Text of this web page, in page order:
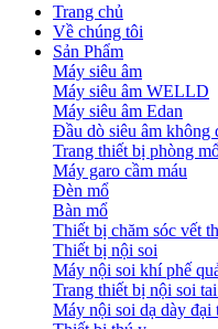
Trang chủ
Về chúng tôi
Sản Phẩm
Máy siêu âm
Máy siêu âm WELLD
Máy siêu âm Edan
Đầu dò siêu âm không
Trang thiết bị phòng
Máy garo cầm máu
Đèn mổ
Bàn mổ
Thiết bị chăm sóc vết
Thiết bị nội soi
Máy nội soi khí phế
Trang thiết bị nội soi
Máy nội soi dạ dày đại